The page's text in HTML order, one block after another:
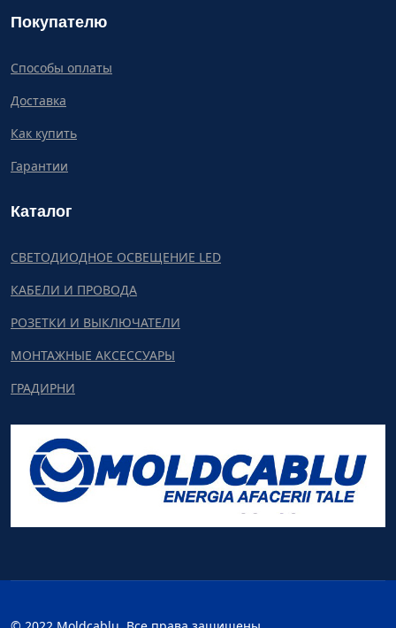
Покупателю
Способы оплаты
Доставка
Как купить
Гарантии
Каталог
СВЕТОДИОДНОЕ ОСВЕЩЕНИЕ LED
КАБЕЛИ И ПРОВОДА
РОЗЕТКИ И ВЫКЛЮЧАТЕЛИ
МОНТАЖНЫЕ АКСЕССУАРЫ
ГРАДИРНИ